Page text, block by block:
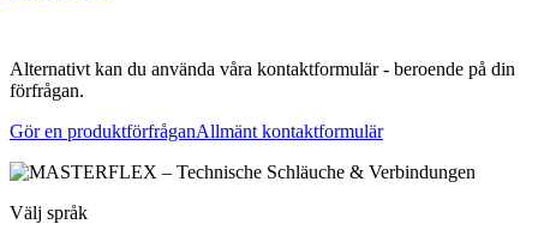
Alternativt kan du använda våra kontaktformulär - beroende på din
förfrågan.
Gör en produktförfråganAllmänt kontaktformulär
Välj språk